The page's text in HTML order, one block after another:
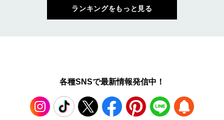
ランキングをもっと見る
各種SNSで最新情報発信中！